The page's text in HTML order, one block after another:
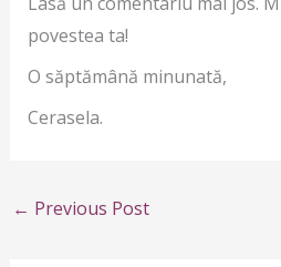
povestea ta!
O săptămână minunată,
Cerasela.
← Previous Post